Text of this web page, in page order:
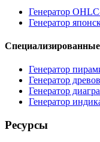
Генератор
Генератор
Генератор
Генератор
Генератор
Генератор
Ресурсы